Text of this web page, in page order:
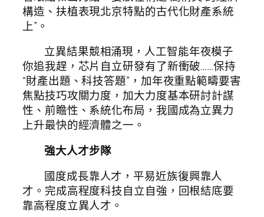
構造、扶植表現北京特點的古代化財產系統
上”。
立異結果競相涌現，人工智能年夜模子
你追我趕，芯片自立研發有了新衝破……保持
“財產出題、科技答題”，加年夜重點範疇要害
焦點技巧攻關力度，加大力度基本研討計謀
性、前瞻性、系統化布局，我國成為立異力
上升最快的經濟體之一。
強大人才步隊
國度成長靠人才，平易近族復興靠人
才。完成高程度科技自立自強，回根結底要
靠高程度立異人才。